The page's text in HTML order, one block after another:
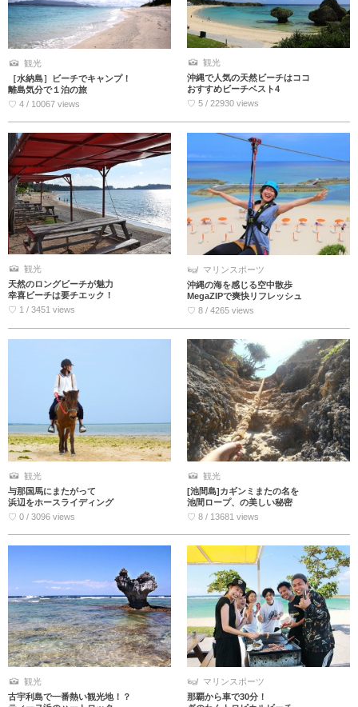
観光
［水納島］ビーチでキャンプ！
離島気分で１泊の旅
♡ 4 / 10067 views
観光
沖縄で人気の天然ビーチはココ
おすすめビーチベスト4
♡ 5 / 22930 views
観光
天然のロングビーチが魅力
幸喜ビーチは要チエック！
♡ 1 / 3451 views
マリンスポーツ
沖縄の海を感じる空中散歩
MegaZIPで爽快リフレッシュ
♡ 8 / 4265 views
観光
与那国馬にまたがって
浜辺をホースライディング
♡ 0 / 3096 views
観光
[池間島]カギンミまたの名を
池間ロープ、の美しい秘密
♡ 8 / 13681 views
観光
古宇利島で一番熱い観光地！？
マリンスポーツ
那覇から車で30分！